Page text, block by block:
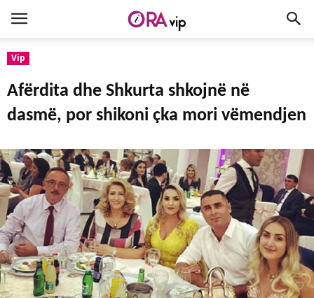
Vip
Afërdita dhe Shkurta shkojnë në
dasmë, por shikoni çka mori vëmendjen